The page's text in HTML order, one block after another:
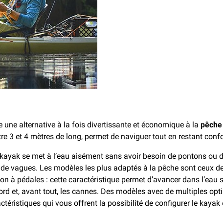
alternative à la fois divertissante et économique à la
3 et 4 mètres de long, permet de naviguer tout en restant
se met à l’eau aisément sans avoir besoin de pontons ou
vagues. Les modèles les plus adaptés à la pêche sont ceux
à pédales : cette caractéristique permet d’avancer dans
et, avant tout, les cannes. Des modèles avec de multiples
qui vous offrent la possibilité de configurer le